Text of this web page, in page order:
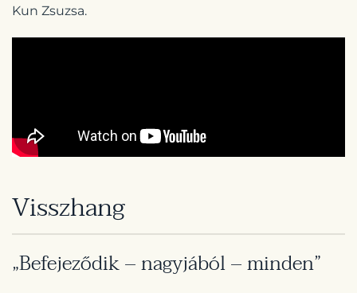
Kun Zsuzsa.
Visszhang
„Befejeződik – nagyjából – minden”